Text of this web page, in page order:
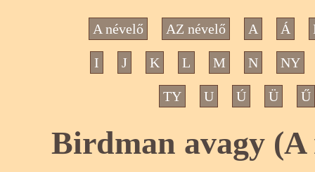
A névelő AZ névelő A Á
I J K L M N NY
TY U Ú Ü Ű
Birdman avagy (A